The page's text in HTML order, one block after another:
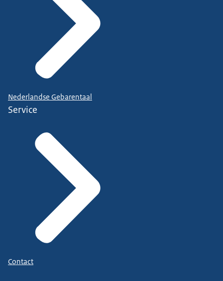
Nederlandse Gebarentaal
Service
Contact